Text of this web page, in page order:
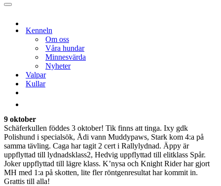
Navigeringsmeny
Kenneln
Om oss
Våra hundar
Minnesvärda
Nyheter
Valpar
Kullar
9 oktober
Schäferkullen föddes 3 oktober! Tik finns att tinga. Ixy gdk
Polishund i specialsök, Ådi vann Muddypaws, Stark kom 4:a på
samma tävling. Caga har tagit 2 cert i Rallylydnad. Äppy är
uppflyttad till lydnadsklass2, Hedvig uppflyttad till elitklass Spår.
Joker uppflyttad till lägre klass. K’nysa och Knight Rider har gjort
MH med 1:a på skotten, lite fler röntgenresultat har kommit in.
Grattis till alla!